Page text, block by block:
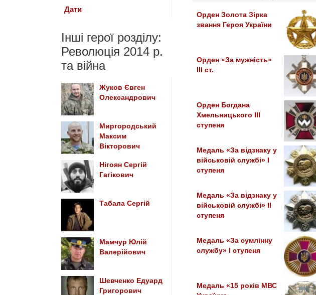
Орден Золота Зірка
звання Героя України
Орден «За мужність»
III ст.
Орден Богдана
Хмельницького III
ступеня
Медаль «За відзнаку у
військовій службі» I
ступеня
Медаль «За відзнаку у
військовій службі» II
ступеня
Медаль «За сумлінну
службу» I ступеня
Медаль «15 років МВС
Дати
Інші герої розділу:
Революція 2014 р.
та війна
Жуков Євген
Олександрович
Миргородський
Максим
Вікторович
Нігоян Сергій
Гагікович
Табала Сергій
Мамчур Юлій
Валерійович
Шевченко Едуард
Григорович